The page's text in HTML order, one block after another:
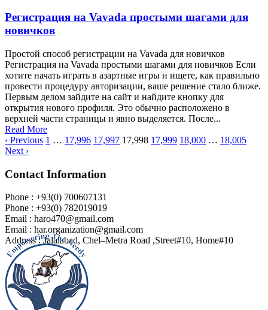
Регистрация на Vavada простыми шагами для
новичков
Простой способ регистрации на Vavada для новичков
Регистрация на Vavada простыми шагами для новичков Если
хотите начать играть в азартные игры и ищете, как правильно
провести процедуру авторизации, ваше решение стало ближе.
Первым делом зайдите на сайт и найдите кнопку для
открытия нового профиля. Это обычно расположено в
верхней части страницы и явно выделяется. После...
Read More
‹ Previous 1 … 17,996 17,997 17,998 17,999 18,000 … 18,005
Next ›
Contact Information
Phone : +93(0) 700607131
Phone : +93(0) 782019019
Email : haro470@gmail.com
Email : har.organization@gmail.com
Address : Jalalabad, Chel–Metra Road ,Street#10, Home#10